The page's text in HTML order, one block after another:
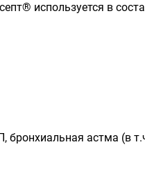
® используется в
бронхиальная астма (в